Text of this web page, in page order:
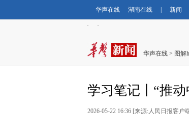
华声在线 湖南在线 新闻
华声在线 > 图解
学习笔记丨“推
2026-05-22 16:36 [来源:人民日报客户